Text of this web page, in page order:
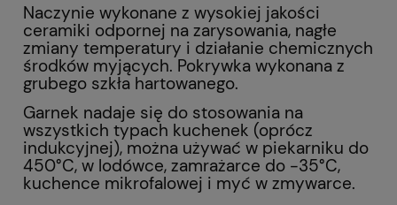
Naczynie wykonane z wysokiej jakości
ceramiki odpornej na zarysowania, nagłe
zmiany temperatury i działanie chemicznych
środków myjących. Pokrywka wykonana z
grubego szkła hartowanego.
Garnek nadaje się do stosowania na
wszystkich typach kuchenek (oprócz
indukcyjnej), można używać w piekarniku do
450°C, w lodówce, zamrażarce do -35°C,
kuchence mikrofalowej i myć w zmywarce.